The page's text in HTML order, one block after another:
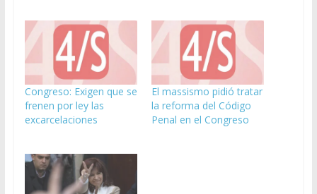
Congreso: Exigen que se
frenen por ley las
excarcelaciones
El massismo pidió tratar
la reforma del Código
Penal en el Congreso